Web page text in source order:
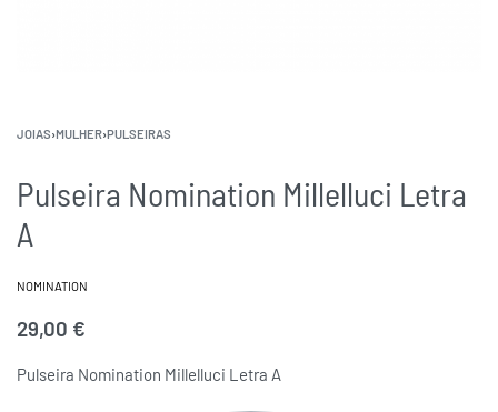
JOIAS›MULHER›PULSEIRAS
Pulseira Nomination Millelluci Letra
A
NOMINATION
29,00 €
Pulseira Nomination Millelluci Letra A